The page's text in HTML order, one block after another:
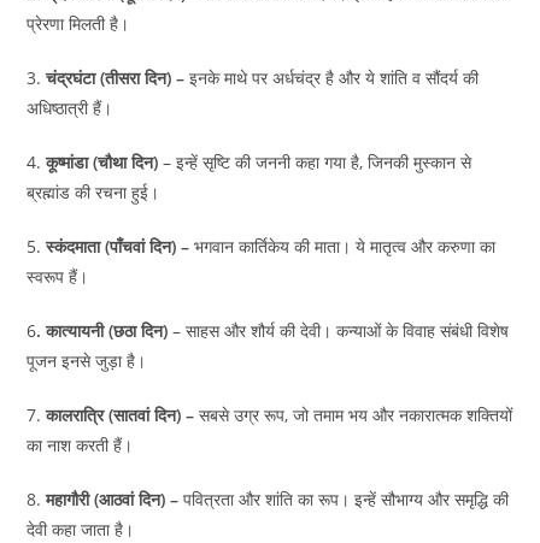
प्रेरणा मिलती है।
3.चंद्रघंटा (तीसरा दिन) – इनके माथे पर अर्धचंद्र है और ये शांति व सौंदर्य की
अधिष्ठात्री हैं।
4.कूष्मांडा (चौथा दिन) – इन्हें सृष्टि की जननी कहा गया है, जिनकी मुस्कान से
ब्रह्मांड की रचना हुई।
5.स्कंदमाता (पाँचवां दिन) – भगवान कार्तिकेय की माता। ये मातृत्व और करुणा का
स्वरूप हैं।
6. कात्यायनी (छठा दिन) – साहस और शौर्य की देवी। कन्याओं के विवाह संबंधी विशेष
पूजन इनसे जुड़ा है।
7.कालरात्रि (सातवां दिन) – सबसे उग्र रूप, जो तमाम भय और नकारात्मक शक्तियों
का नाश करती हैं।
8.महागौरी (आठवां दिन) – पवित्रता और शांति का रूप। इन्हें सौभाग्य और समृद्धि की
देवी कहा जाता है।